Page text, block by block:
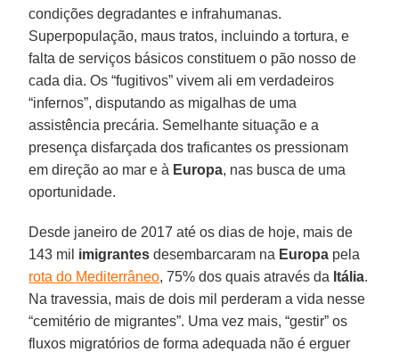
condições degradantes e infrahumanas.
Superpopulação, maus tratos, incluindo a tortura, e
falta de serviços básicos constituem o pão nosso de
cada dia. Os “fugitivos” vivem ali em verdadeiros
“infernos”, disputando as migalhas de uma
assistência precária. Semelhante situação e a
presença disfarçada dos traficantes os pressionam
em direção ao mar e à Europa, nas busca de uma
oportunidade.
Desde janeiro de 2017 até os dias de hoje, mais de
143 mil imigrantes desembarcaram na Europa pela
rota do Mediterrâneo, 75% dos quais através da Itália.
Na travessia, mais de dois mil perderam a vida nesse
“cemitério de migrantes”. Uma vez mais, “gestir” os
fluxos migratórios de forma adequada não é erguer